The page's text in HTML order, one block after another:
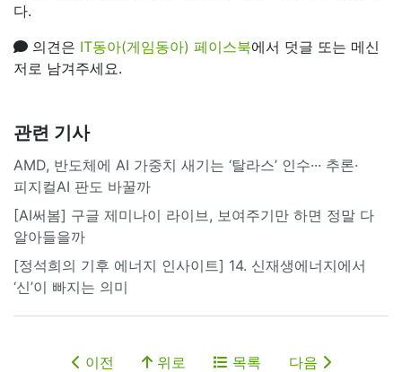
다.
의견은 IT동아(게임동아) 페이스북에서 덧글 또는 메신
저로 남겨주세요.
관련 기사
AMD, 반도체에 AI 가중치 새기는 ‘탈라스’ 인수··· 추론·
피지컬AI 판도 바꿀까
[AI써봄] 구글 제미나이 라이브, 보여주기만 하면 정말 다
알아들을까
[정석희의 기후 에너지 인사이트] 14. 신재생에너지에서
‘신’이 빠지는 의미
이전 위로 목록 다음